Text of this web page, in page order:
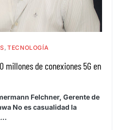
TECNOLOGÍA
millones de conexiones 5G en
Felchner, Gerente de
No es casualidad la